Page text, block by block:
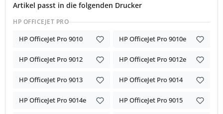
Artikel passt in die folgenden Drucker
HP OFFICEJET PRO
HP OfficeJet Pro 9010 HP OfficeJet Pro 9010e
HP OfficeJet Pro 9012 HP OfficeJet Pro 9012e
HP OfficeJet Pro 9013 HP OfficeJet Pro 9014
HP OfficeJet Pro 9014e HP OfficeJet Pro 9015